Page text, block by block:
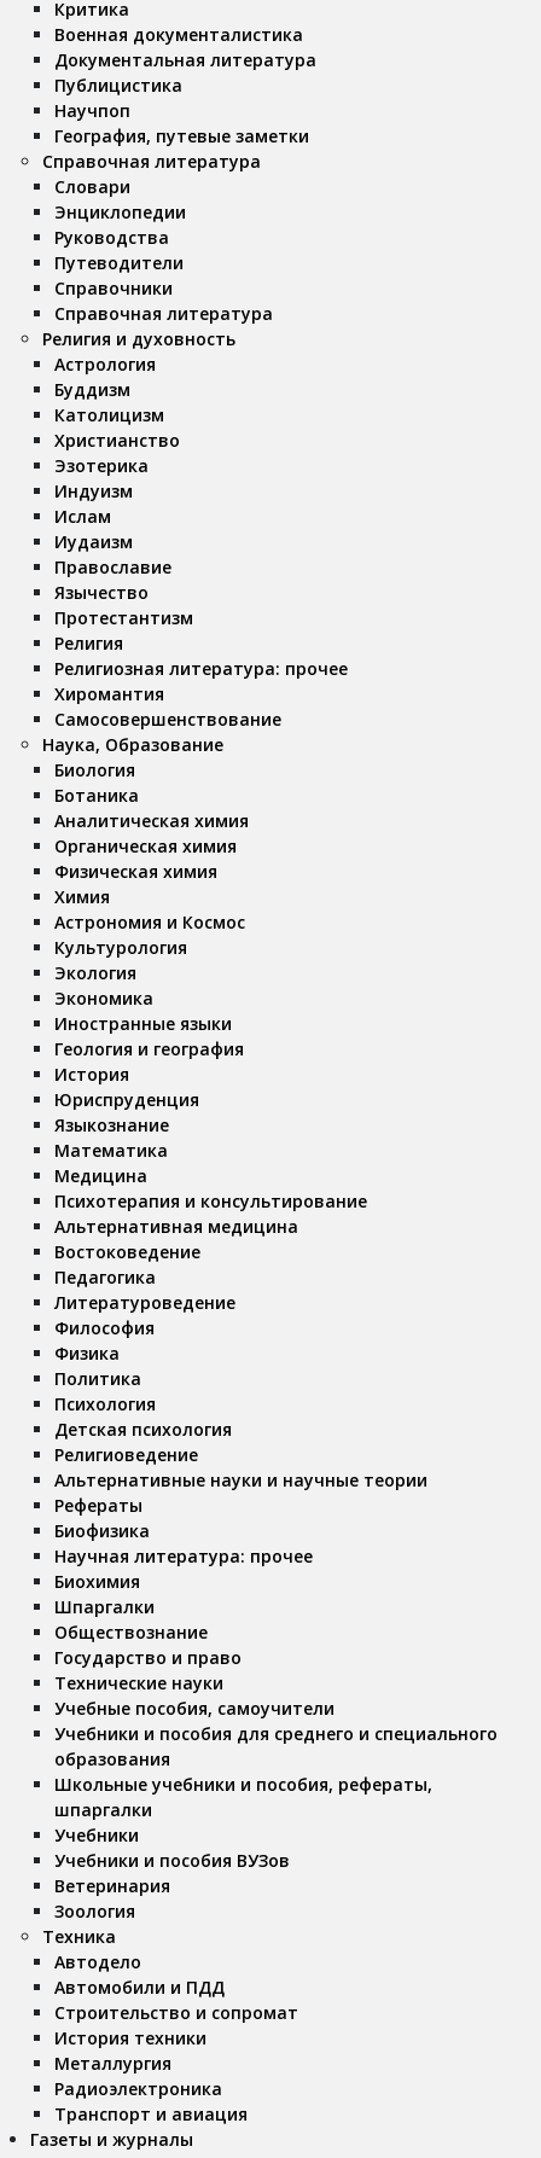
Критика
Военная документалистика
Документальная литература
Публицистика
Научпоп
География, путевые заметки
Справочная литература
Словари
Энциклопедии
Руководства
Путеводители
Справочники
Справочная литература
Религия и духовность
Астрология
Буддизм
Католицизм
Христианство
Эзотерика
Индуизм
Ислам
Иудаизм
Православие
Язычество
Протестантизм
Религия
Религиозная литература: прочее
Хиромантия
Самосовершенствование
Наука, Образование
Биология
Ботаника
Аналитическая химия
Органическая химия
Физическая химия
Химия
Астрономия и Космос
Культурология
Экология
Экономика
Иностранные языки
Геология и география
История
Юриспруденция
Языкознание
Математика
Медицина
Психотерапия и консультирование
Альтернативная медицина
Востоковедение
Педагогика
Литературоведение
Философия
Физика
Политика
Психология
Детская психология
Религиоведение
Альтернативные науки и научные теории
Рефераты
Биофизика
Научная литература: прочее
Биохимия
Шпаргалки
Обществознание
Государство и право
Технические науки
Учебные пособия, самоучители
Учебники и пособия для среднего и специального
образования
Школьные учебники и пособия, рефераты,
шпаргалки
Учебники
Учебники и пособия ВУЗов
Ветеринария
Зоология
Техника
Автодело
Автомобили и ПДД
Строительство и сопромат
История техники
Металлургия
Радиоэлектроника
Транспорт и авиация
Газеты и журналы